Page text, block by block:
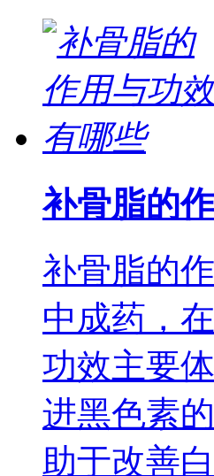
补骨脂的
补骨脂的
中成药，
功效主要
进黑色素
助于改善